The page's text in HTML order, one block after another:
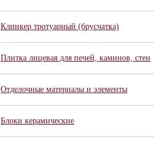
Клинкер тротуарный (брусчатка)
Плитка лицевая для печей, каминов, стен
Отделочные материалы и элементы
Блоки керамические